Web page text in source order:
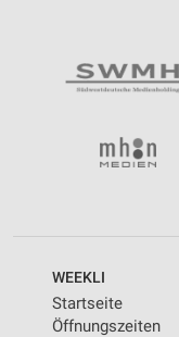
WEEKLI
Startseite
Öffnungszeiten